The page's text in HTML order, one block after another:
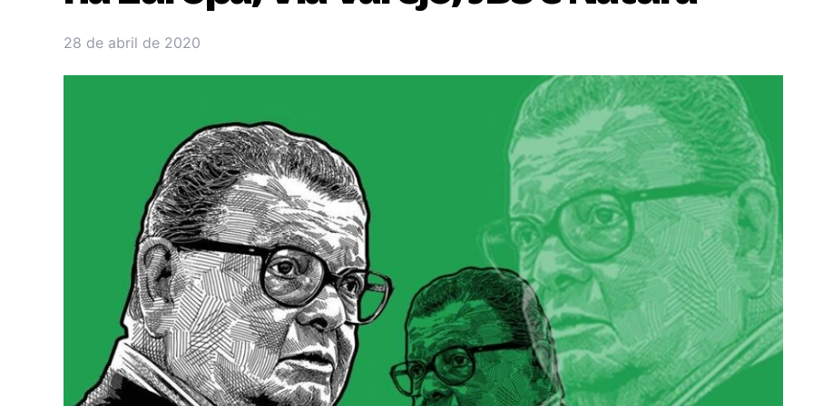
28 de abril de 2020